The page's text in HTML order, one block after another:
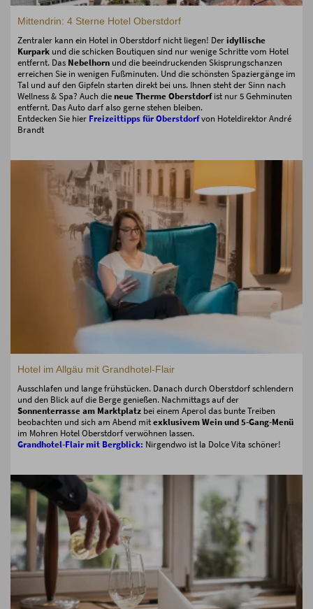
Mittendrin: 4 Sterne Hotel Oberstdorf
Zentraler kann ein Hotel in Oberstdorf nicht liegen! Deridyllische
Kurpark und die schicken Boutiquen sind nur wenige Schritte vom Hotel
entfernt. Das Nebelhorn und die beeindruckenden Skisprungschanzen
erreichen Sie in wenigen Fußminuten. Und die schönsten Spaziergänge im
Tal und auf den Gipfeln starten direkt bei uns. Ihnen steht der Sinn nach
Wellness & Spa? Auch dieneue Therme Oberstdorfist nur 5 Gehminuten
entfernt. Das Auto darf also gerne stehen bleiben.
Entdecken Sie hier Freizeittipps für Oberstdorfvon Hoteldirektor André
Brandt
Hotel im Allgäu mit Grandhotel-Flair
Ausschlafen und lange frühstücken. Danach durch Oberstdorf schlendern
und den Blick auf die Berge genießen. Nachmittags auf der
Sonnenterrasse am Marktplatz bei einem Aperol das bunte Treiben
beobachten und sich am Abend mitexklusivem Wein und 5-Gang-Menü
im Mohren Hotel Oberstdorf verwöhnen lassen.
Grandhotel-Flair mit Bergblick: Nirgendwo ist la Dolce Vita schöner!